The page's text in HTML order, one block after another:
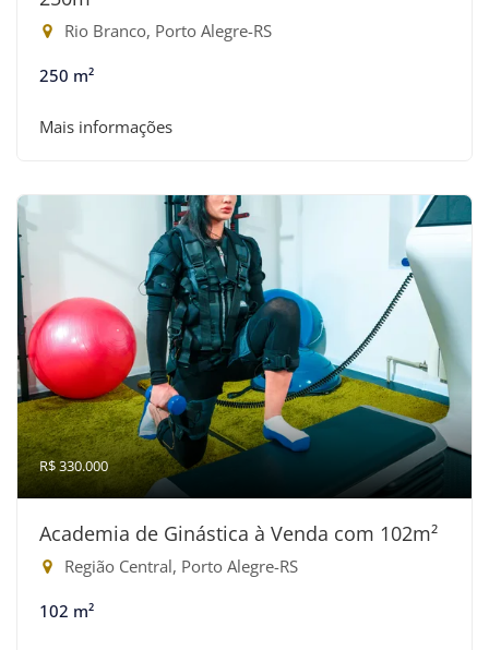
Rio Branco, Porto Alegre-RS
250 m²
Mais informações
R$ 330.000
Academia de Ginástica à Venda com 102m²
Região Central, Porto Alegre-RS
102 m²